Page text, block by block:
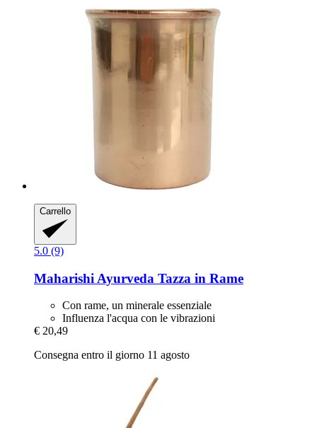
Carrello
5.0 (9)
Maharishi Ayurveda Tazza in Rame
Con rame, un minerale essenziale
Influenza l'acqua con le vibrazioni
€ 20,49
Consegna entro il giorno 11 agosto